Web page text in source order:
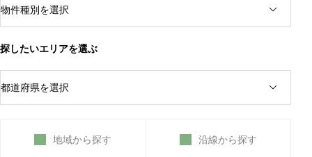
探したいエリアを選ぶ
地域から探す 沿線から探す